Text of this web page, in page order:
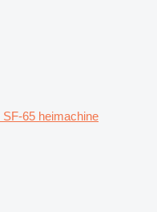
SF-65 heimachine